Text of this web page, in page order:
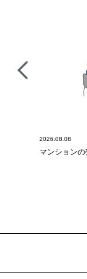
2026.08.08
マンション